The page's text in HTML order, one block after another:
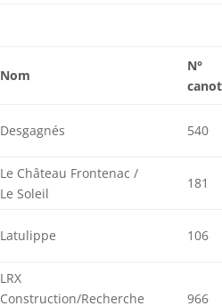
Nom
N°
canot
Desgagnés 540
Le Château Frontenac /
Le Soleil
181
Latulippe 106
LRX
Construction/Recherche
966